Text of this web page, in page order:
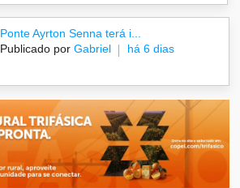
Ponte Ayrton Senna terá i...
Publicado por Gabriel há 6 dias